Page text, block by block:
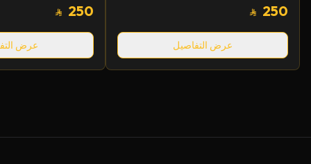
250
عرض التفاصيل
250
عرض